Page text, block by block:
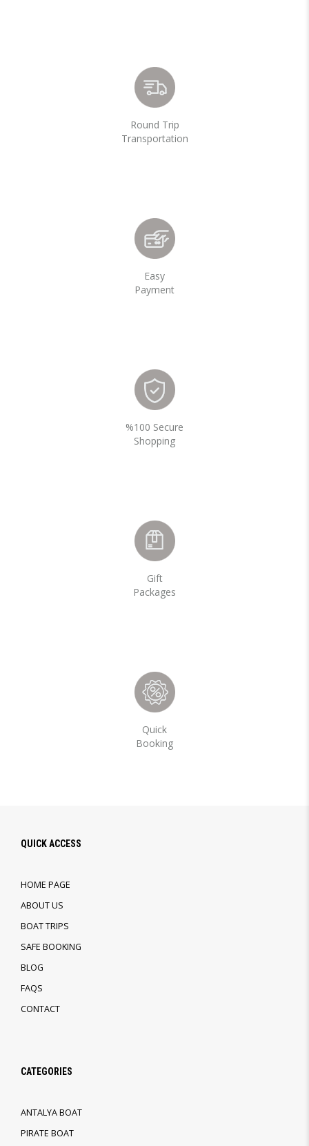
Round Trip
Transportation
Easy
Payment
%100 Secure
Shopping
Gift
Packages
Quick
Booking
QUICK ACCESS
HOME PAGE
ABOUT US
BOAT TRIPS
SAFE BOOKING
BLOG
FAQS
CONTACT
CATEGORIES
ANTALYA BOAT
PIRATE BOAT